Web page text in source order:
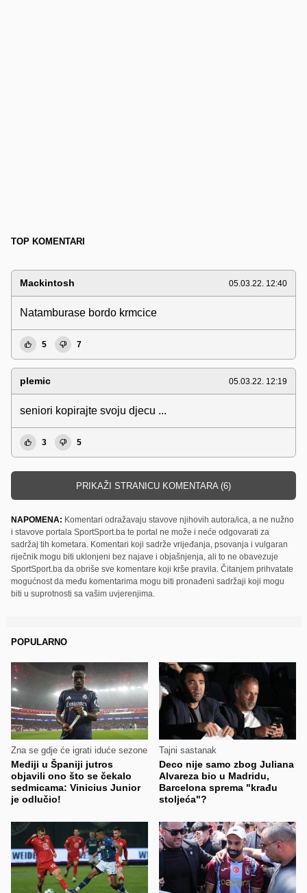
TOP KOMENTARI
Mackintosh 05.03.22. 12:40
Natamburase bordo krmcice
5 7
plemic 05.03.22. 12:19
seniori kopirajte svoju djecu ...
3 5
PRIKAŽI STRANICU KOMENTARA (6)
NAPOMENA: Komentari odražavaju stavove njihovih autora/ica, a ne nužno
i stavove portala SportSport.ba te portal ne može i neće odgovarati za
sadržaj tih kometara. Komentari koji sadrže vrijeđanja, psovanja i vulgaran
riječnik mogu biti uklonjeni bez najave i objašnjenja, ali to ne obavezuje
SportSport.ba da obriše sve komentare koji krše pravila. Čitanjem prihvatate
mogućnost da među komentarima mogu biti pronađeni sadržaji koji mogu
biti u suprotnosti sa vašim uvjerenjima.
POPULARNO
Zna se gdje će igrati iduće sezone
Mediji u Španiji jutros
objavili ono što se čekalo
sedmicama: Vinicius Junior
je odlučio!
Tajni sastanak
Deco nije samo zbog Juliana
Alvareza bio u Madridu,
Barcelona sprema "krađu
stoljeća"?